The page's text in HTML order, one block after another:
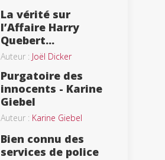
La vérité sur
l’Affaire Harry
Quebert...
Auteur : Joël Dicker
Purgatoire des
innocents - Karine
Giebel
Auteur : Karine Giebel
Bien connu des
services de police